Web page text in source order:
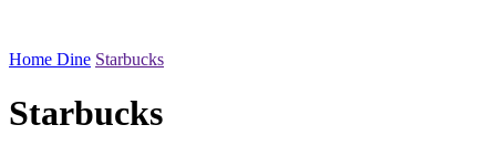
Home Dine Starbucks
Starbucks